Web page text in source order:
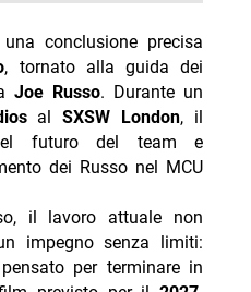
conclusione precisa
, tornato alla guida dei
Joe Russo. Durante un
alSXSW London, il
futuro del team e
dei Russo nel MCU
il lavoro attuale non
impegno senza limiti:
per terminare in